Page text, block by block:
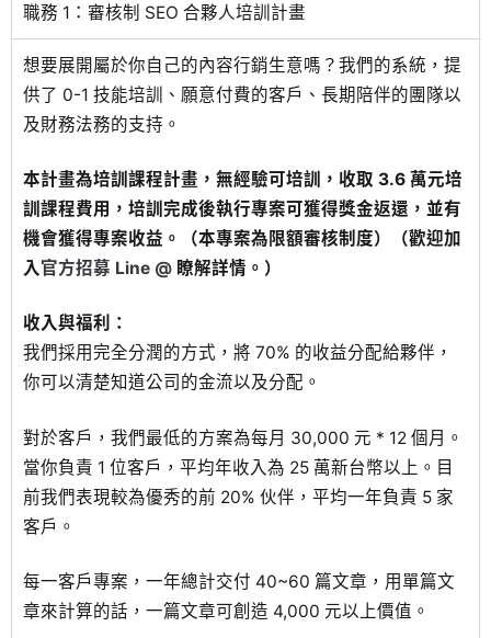
職務 1：審核制 SEO 合夥人培訓計畫
想要展開屬於你自己的內容行銷生意嗎？我們的系統，提
供了 0-1 技能培訓、願意付費的客戶、長期陪伴的團隊以
及財務法務的支持。
本計畫為培訓課程計畫，無經驗可培訓，收取 3.6 萬元培
訓課程費用，培訓完成後執行專案可獲得獎金返還，並有
機會獲得專案收益。（本專案為限額審核制度）（歡迎加
入官方招募 Line @ 瞭解詳情。）
收入與福利：
我們採用完全分潤的方式，將 70% 的收益分配給夥伴，
你可以清楚知道公司的金流以及分配。
對於客戶，我們最低的方案為每月 30,000 元 * 12 個月。
當你負責 1 位客戶，平均年收入為 25 萬新台幣以上。目
前我們表現較為優秀的前 20% 伙伴，平均一年負責 5 家
客戶。
每一客戶專案，一年總計交付 40~60 篇文章，用單篇文
章來計算的話，一篇文章可創造 4,000 元以上價值。